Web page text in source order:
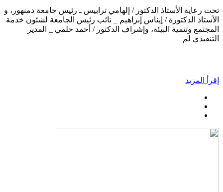
تحت رعاية الأستاذ الدكتور / إلهامي ترابيس ـ رئيس جامعة دمنهور، و
الأستاذ الدكتورة / إيناس إبراهيم _ نائب رئيس الجامعة لشئون خدمة
المجتمع وتنمية البيئة، وإشراف الدكتور / أحمد حلمي _ المدير
التنفيذي لم
إقرأ المزيد